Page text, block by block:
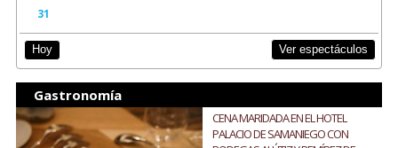
31
Hoy Ver espectáculos
Gastronomía
CENA MARIDADA EN EL HOTEL
PALACIO DE SAMANIEGO CON